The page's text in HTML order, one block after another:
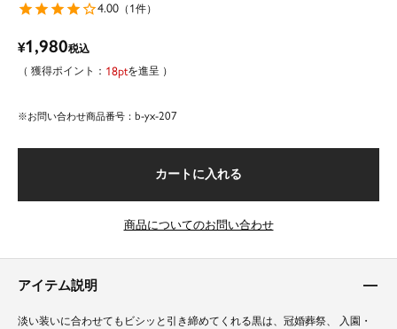
4.00 （ 1件）
¥1,980税込
18 を進呈
商品番号 b-yx-207
カートに入れる
商品についてのお問い合わせ
アイテム説明
淡い装いに合わせてもビシッと引き締めてくれる黒は、冠婚葬祭、 入園・